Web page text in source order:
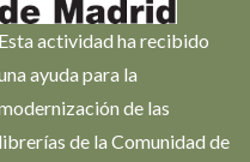
Esta actividad ha recibido
ayuda para la
de las
librerías de la Comunidad de